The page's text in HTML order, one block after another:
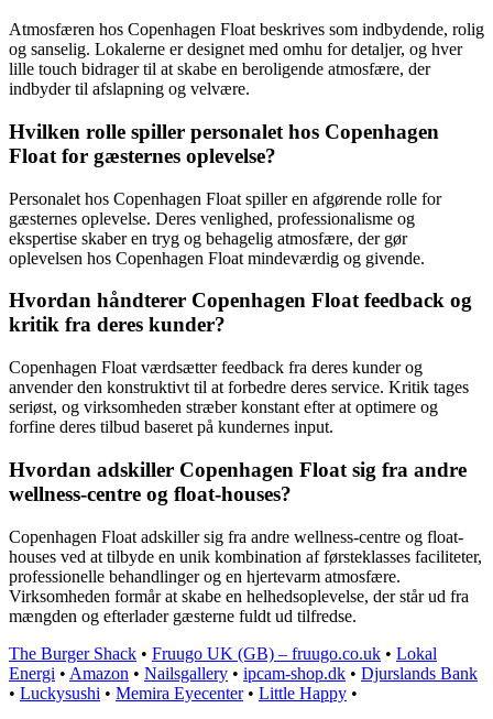
Atmosfæren hos Copenhagen Float beskrives som indbydende, rolig
og sanselig. Lokalerne er designet med omhu for detaljer, og hver
lille touch bidrager til at skabe en beroligende atmosfære, der
indbyder til afslapning og velvære.
Hvilken rolle spiller personalet hos Copenhagen
Float for gæsternes oplevelse?
Personalet hos Copenhagen Float spiller en afgørende rolle for
gæsternes oplevelse. Deres venlighed, professionalisme og
ekspertise skaber en tryg og behagelig atmosfære, der gør
oplevelsen hos Copenhagen Float mindeværdig og givende.
Hvordan håndterer Copenhagen Float feedback og
kritik fra deres kunder?
Copenhagen Float værdsætter feedback fra deres kunder og
anvender den konstruktivt til at forbedre deres service. Kritik tages
seriøst, og virksomheden stræber konstant efter at optimere og
forfine deres tilbud baseret på kundernes input.
Hvordan adskiller Copenhagen Float sig fra andre
wellness-centre og float-houses?
Copenhagen Float adskiller sig fra andre wellness-centre og float-
houses ved at tilbyde en unik kombination af førsteklasses faciliteter,
professionelle behandlinger og en hjertevarm atmosfære.
Virksomheden formår at skabe en helhedsoplevelse, der står ud fra
mængden og efterlader gæsterne fuldt ud tilfredse.
The Burger Shack • Fruugo UK (GB) – fruugo.co.uk • Lokal
Energi • Amazon • Nailsgallery • ipcam-shop.dk • Djurslands Bank
• Luckysushi • Memira Eyecenter• Little Happy •